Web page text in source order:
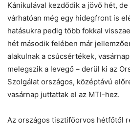
Kánikulával kezdődik a jövő hét,
várhatóan még egy hidegfront is
hatásukra pedig több fokkal
hét második felében már
alakulnak a csúcsértékek,
melegszik a levegő – derül ki az
Szolgálat országos, középtávú
vasárnap juttattak el az MTI-hez.
Az országos tisztifőorvos hétfőtől